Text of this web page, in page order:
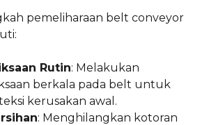
pemeliharaan belt conveyor
Rutin: Melakukan
berkala pada belt untuk
kerusakan awal.
: Menghilangkan kotoran